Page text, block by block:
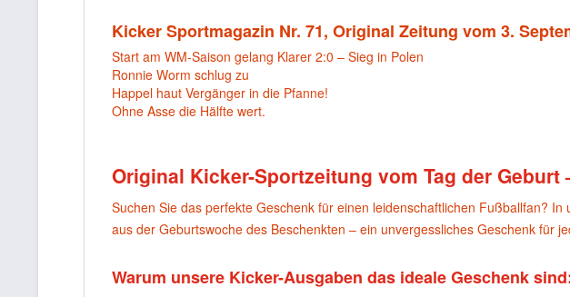
Kicker Sportmagazin Nr. 71, Original Zeitung vom 3.
Start am WM-Saison gelang Klarer 2:0 – Sieg in Polen
Ronnie Worm schlug zu
Happel haut Vergänger in die Pfanne!
Ohne Asse die Hälfte wert.
Original Kicker-Sportzeitung vom Tag der
Suchen Sie das perfekte Geschenk für einen leidenschaftlichen Fußballfan? In
aus der Geburtswoche des Beschenkten – ein unvergessliches Geschenk für
Warum unsere Kicker-Ausgaben das ideale Geschenk